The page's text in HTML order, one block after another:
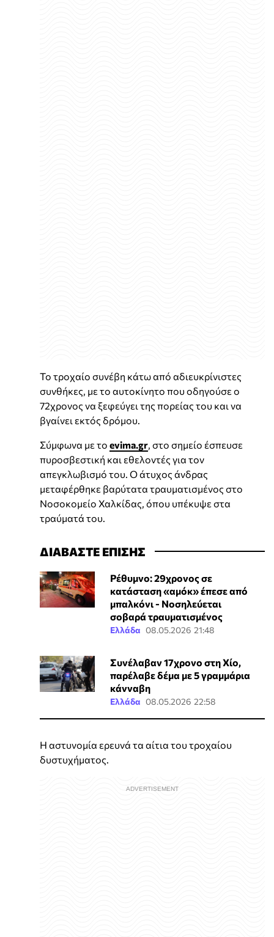
Το τροχαίο συνέβη κάτω από αδιευκρίνιστες
συνθήκες, με το αυτοκίνητο που οδηγούσε ο
72χρονος να ξεφεύγει της πορείας του και να
βγαίνει εκτός δρόμου.
Σύμφωνα με το evima.gr , στο σημείο έσπευσε
πυροσβεστική και εθελοντές για τον
απεγκλωβισμό του. Ο άτυχος άνδρας
μεταφέρθηκε βαρύτατα τραυματισμένος στο
Νοσοκομείο Χαλκίδας, όπου υπέκυψε στα
τραύματά του.
ΔΙΑΒΑΣΤΕ ΕΠΙΣΗΣ
Ρέθυμνο: 29χρονος σε
κατάσταση «αμόκ» έπεσε από
μπαλκόνι - Νοσηλεύεται
σοβαρά τραυματισμένος
Ελλάδα 08.05.2026 21:48
Συνέλαβαν 17χρονο στη Χίο,
παρέλαβε δέμα με 5 γραμμάρια
κάνναβη
Ελλάδα 08.05.2026 22:58
Η αστυνομία ερευνά τα αίτια του τροχαίου
δυστυχήματος.